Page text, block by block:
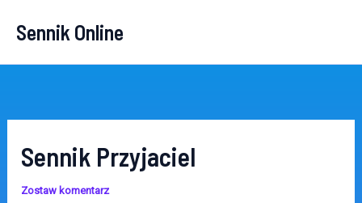
Sennik Online
Sennik Przyjaciel
Zostaw komentarz